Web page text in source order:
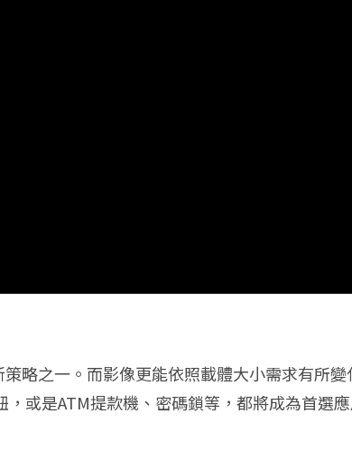
略之一。而影像更能依照載體大小需求有所
或是ATM提款機、密碼鎖等，都將成為首選應